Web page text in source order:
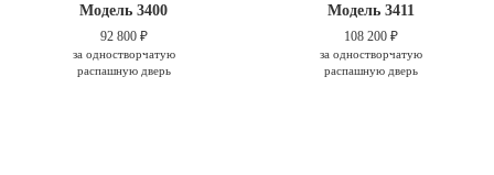
Модель 3400
92 800 ₽
за одностворчатую
распашную дверь
Модель 3411
108 200 ₽
за одностворчатую
распашную дверь